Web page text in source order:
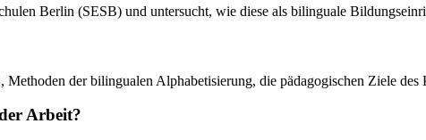
Berlin (SESB) und untersucht, wie diese als bilinguale
der bilingualen Alphabetisierung, die pädagogischen Ziele
Arbeit?